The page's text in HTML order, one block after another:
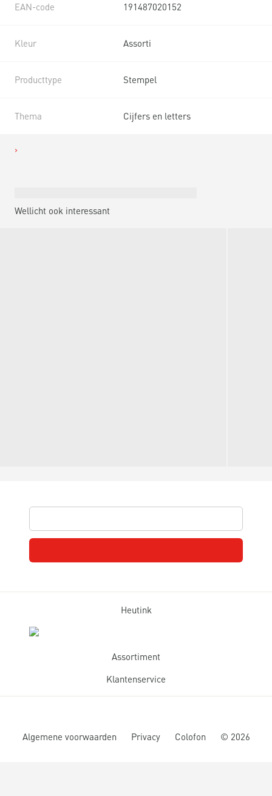
EAN-code 191487020152
Kleur Assorti
Producttype Stempel
Thema Cijfers en letters
Wellicht ook interessant
Heutink
Assortiment
Klantenservice
Algemene voorwaarden Privacy Colofon © 2026